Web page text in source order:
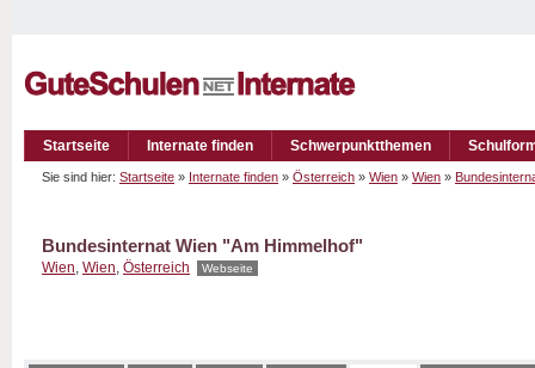
Startseite Internate finden Schwerpunktthemen
Sie sind hier: Startseite » Internate finden » Österreich » Wien » Wien »
Bundesinternat Wien "Am Himmelhof"
Wien, Wien, Österreich Webseite